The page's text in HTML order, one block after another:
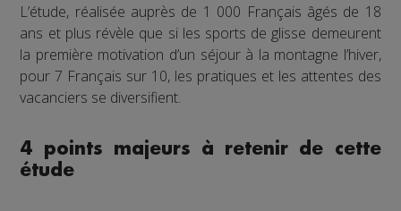
L’étude, réalisée auprès de 1 000 Français âgés de 18
ans et plus révèle que si les sports de glisse demeurent
la première motivation d’un séjour à la montagne l’hiver,
pour 7 Français sur 10, les pratiques et les attentes des
vacanciers se diversifient.
4 points majeurs à retenir de cette
étude